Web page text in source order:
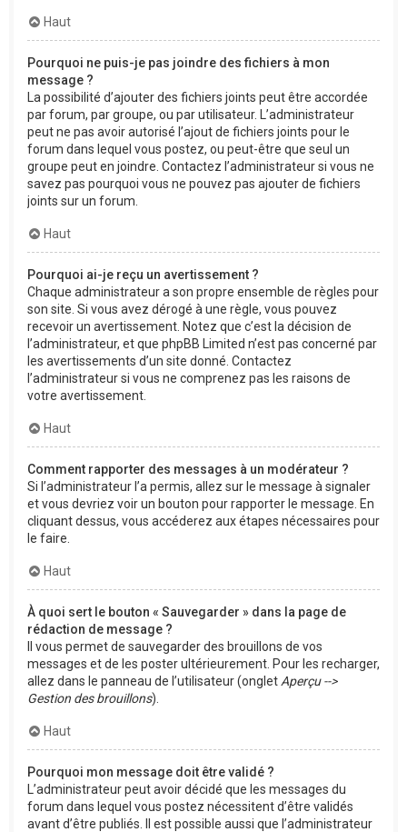
Haut
Pourquoi ne puis-je pas joindre des fichiers à mon
message ?
La possibilité d’ajouter des fichiers joints peut être accordée
par forum, par groupe, ou par utilisateur. L’administrateur
peut ne pas avoir autorisé l’ajout de fichiers joints pour le
forum dans lequel vous postez, ou peut-être que seul un
groupe peut en joindre. Contactez l’administrateur si vous ne
savez pas pourquoi vous ne pouvez pas ajouter de fichiers
joints sur un forum.
Haut
Pourquoi ai-je reçu un avertissement ?
Chaque administrateur a son propre ensemble de règles pour
son site. Si vous avez dérogé à une règle, vous pouvez
recevoir un avertissement. Notez que c’est la décision de
l’administrateur, et que phpBB Limited n’est pas concerné par
les avertissements d’un site donné. Contactez
l’administrateur si vous ne comprenez pas les raisons de
votre avertissement.
Haut
Comment rapporter des messages à un modérateur ?
Si l’administrateur l’a permis, allez sur le message à signaler
et vous devriez voir un bouton pour rapporter le message. En
cliquant dessus, vous accéderez aux étapes nécessaires pour
le faire.
Haut
À quoi sert le bouton « Sauvegarder » dans la page de
rédaction de message ?
Il vous permet de sauvegarder des brouillons de vos
messages et de les poster ultérieurement. Pour les recharger,
allez dans le panneau de l’utilisateur (onglet Aperçu -->
Gestion des brouillons).
Haut
Pourquoi mon message doit être validé ?
L’administrateur peut avoir décidé que les messages du
forum dans lequel vous postez nécessitent d’être validés
avant d’être publiés. Il est possible aussi que l’administrateur